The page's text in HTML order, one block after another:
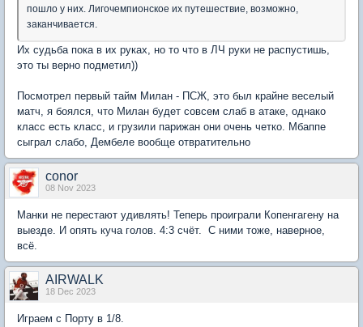
пошло у них. Лигочемпионское их путешествие, возможно,
заканчивается.
Их судьба пока в их руках, но то что в ЛЧ руки не распустишь,
это ты верно подметил))
Посмотрел первый тайм Милан - ПСЖ, это был крайне веселый
матч, я боялся, что Милан будет совсем слаб в атаке, однако
класс есть класс, и грузили парижан они очень четко. Мбаппе
сыграл слабо, Дембеле вообще отвратительно
conor
08 Nov 2023
Манки не перестают удивлять! Теперь проиграли Копенгагену на
выезде. И опять куча голов. 4:3 счёт. С ними тоже, наверное,
всё.
AIRWALK
18 Dec 2023
Играем с Порту в 1/8.